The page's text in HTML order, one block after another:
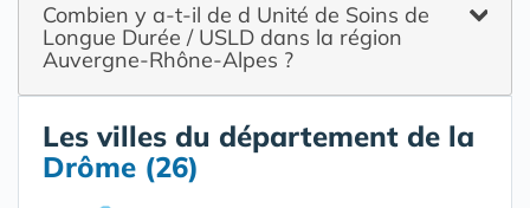
Combien y a-t-il de d Unité de Soins de
Longue Durée / USLD dans la région
Auvergne-Rhône-Alpes ?
Les villes du département de la
Drôme (26)